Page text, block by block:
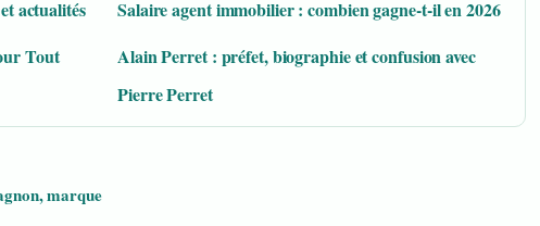
actualités
Salaire agent immobilier : combien gagne-t-il en 2026
Tout
Alain Perret : préfet, biographie et confusion avec
Pierre Perret
marque